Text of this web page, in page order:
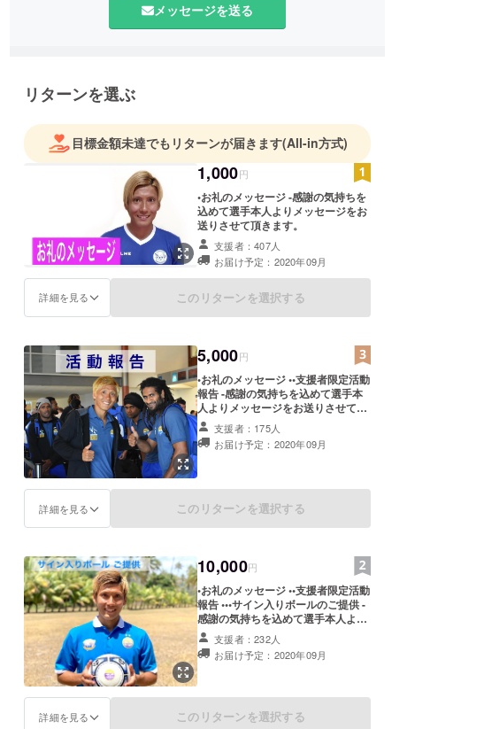
メッセージを送る
リターンを選ぶ
目標金額未達でもリターンが届きます(All-in方式)
1,000円
•お礼のメッセージ -感謝の気持ちを
込めて選手本人よりメッセージをお
送りさせて頂きます。
支援者：407人
お届け予定：2020年09月
詳細を見る このリターンを選択する
5,000円
•お礼のメッセージ ••支援者限定活動
報告 -感謝の気持ちを込めて選手本
人よりメッセージをお送りさせて頂
きます。 --術後の経過報告など競技
復帰までの活動報告をさせて頂きま
す。
支援者：175人
お届け予定：2020年09月
詳細を見る このリターンを選択する
10,000円
•お礼のメッセージ ••支援者限定活動
報告 •••サイン入りボールのご提供 -
感謝の気持ちを込めて選手本人より
メッセージをお送りさせて頂きま
す。 --術後の経過報告など競技復帰
までの活動報告をさせて頂きます。
かる送料等はこちらで負担致しま
支援者：232人
お届け予定：2020年09月
詳細を見る このリターンを選択する